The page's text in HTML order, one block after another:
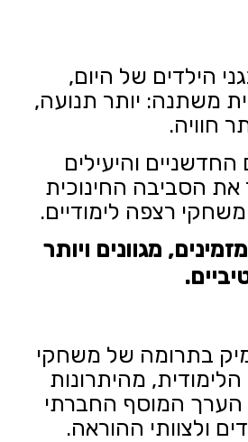
הילדים של היום,
משתנה: יותר תנועה,
חוויה.
והיעילים
את הסביבה החינוכית
משחקי רצפה לימודיים.
מגוונים ויותר
בתרומה של משחקי
מהיתרונות
הערך המוסף החברתי
ולצוותי ההוראה.